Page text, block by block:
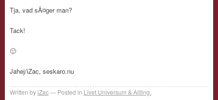
Tja, vad sÃ¤ger man?
Tack!
🙂
Jahej/iZac, seskaro.nu
Written byiZac Posted in Livet Universum & Allting.